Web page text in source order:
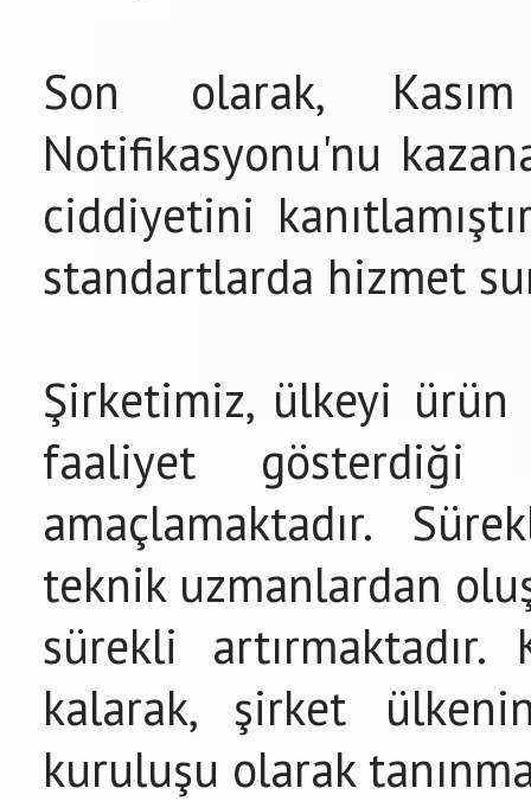
Son olarak,
Notifikasyonu'nu
ciddiyetini
standartlarda hizmet
Şirketimiz, ülkeyi ürün
faaliyet
amaçlamaktadır.
teknik uzmanlardan
sürekli
kalarak, şirket
kuruluşu olarak